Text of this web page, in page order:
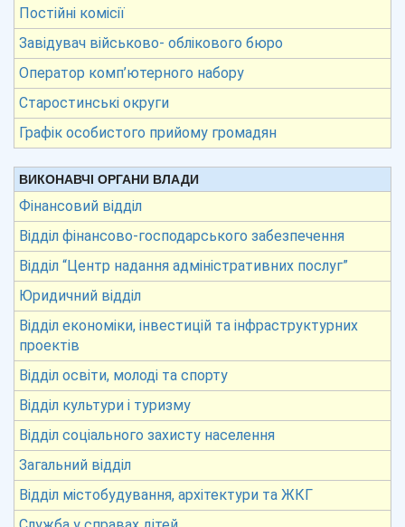
Постійні комісії
Завідувач військово- облікового бюро
Оператор комп’ютерного набору
Старостинські округи
Графік особистого прийому громадян
ВИКОНАВЧІ ОРГАНИ ВЛАДИ
Фінансовий відділ
Відділ фінансово-господарського забезпечення
Відділ “Центр надання адміністративних послуг”
Юридичний відділ
Відділ економіки, інвестицій та інфраструктурних
проектів
Відділ освіти, молоді та спорту
Відділ культури і туризму
Відділ соціального захисту населення
Загальний відділ
Відділ містобудування, архітектури та ЖКГ